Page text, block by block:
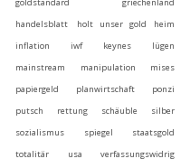
handelsblatt
holt unser gold heim
inflation
iwf keynes
lügen
mainstream
manipulation
mises
papiergeld
planwirtschaft
ponzi
putsch
rettung schäuble
silber
sozialismus
spiegel
staatsgold
totalitär
usa
verfassungswidrig